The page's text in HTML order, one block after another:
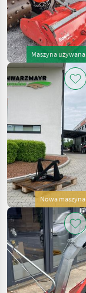
Maszyna używana
Nowa maszyna